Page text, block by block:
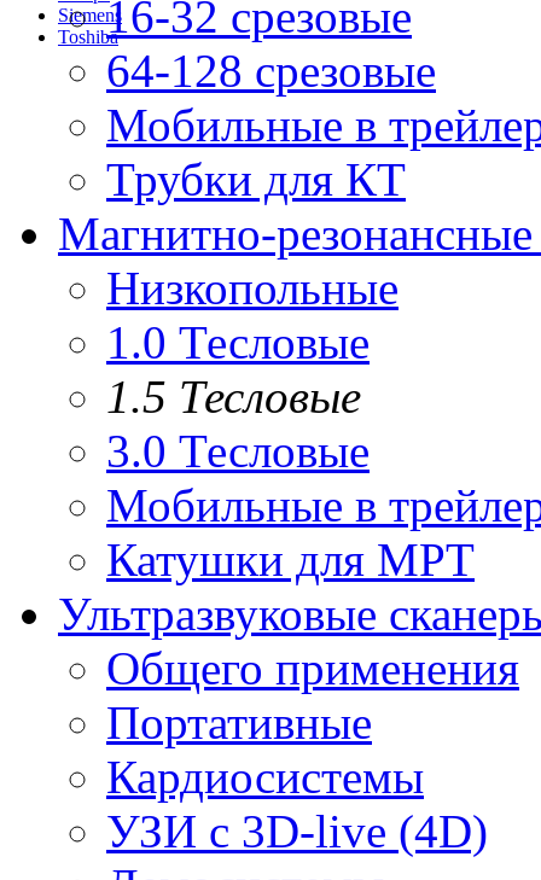
Siemens
Toshiba16-32 срезовые
64-128 срезовые
Мобильные в
Трубки для КТ
Магнитно-
Низкопольные
1.0 Тесловые
1.5 Тесловые
3.0 Тесловые
Мобильные в
Катушки для МРТ
Ультразвуковые
Общего применения
Портативные
Кардиосистемы
УЗИ с 3D-live (4D)